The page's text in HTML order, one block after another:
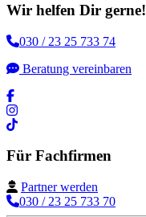
Wir helfen Dir gerne!
030 / 23 25 733 74
Beratung vereinbaren
Für Fachfirmen
Partner werden
030 / 23 25 733 70